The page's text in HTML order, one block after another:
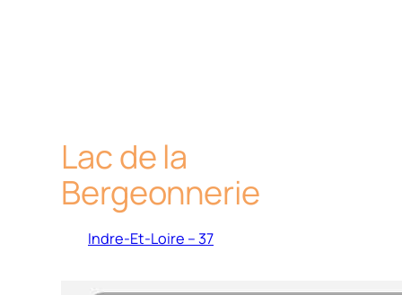
Lac de la
Bergeonnerie
Indre-Et-Loire – 37